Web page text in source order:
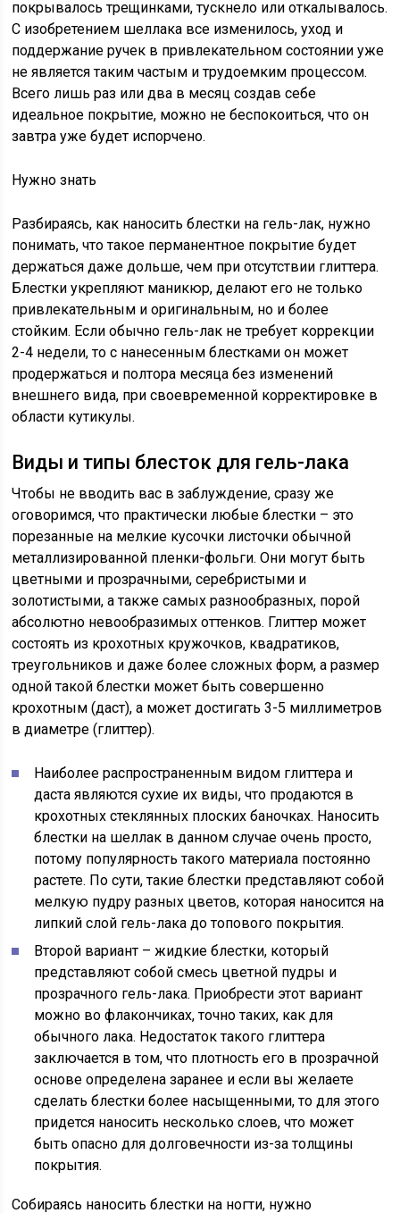
покрывалось трещинками, тускнело или откалывалось.
С изобретением шеллака все изменилось, уход и
поддержание ручек в привлекательном состоянии уже
не является таким частым и трудоемким процессом.
Всего лишь раз или два в месяц создав себе
идеальное покрытие, можно не беспокоиться, что он
завтра уже будет испорчено.
Нужно знать
Разбираясь, как наносить блестки на гель-лак, нужно
понимать, что такое перманентное покрытие будет
держаться даже дольше, чем при отсутствии глиттера.
Блестки укрепляют маникюр, делают его не только
привлекательным и оригинальным, но и более
стойким. Если обычно гель-лак не требует коррекции
2-4 недели, то с нанесенным блестками он может
продержаться и полтора месяца без изменений
внешнего вида, при своевременной корректировке в
области кутикулы.
Виды и типы блесток для гель-лака
Чтобы не вводить вас в заблуждение, сразу же
оговоримся, что практически любые блестки – это
порезанные на мелкие кусочки листочки обычной
металлизированной пленки-фольги. Они могут быть
цветными и прозрачными, серебристыми и
золотистыми, а также самых разнообразных, порой
абсолютно невообразимых оттенков. Глиттер может
состоять из крохотных кружочков, квадратиков,
треугольников и даже более сложных форм, а размер
одной такой блестки может быть совершенно
крохотным (даст), а может достигать 3-5 миллиметров
в диаметре (глиттер).
Наиболее распространенным видом глиттера и
даста являются сухие их виды, что продаются в
крохотных стеклянных плоских баночках. Наносить
блестки на шеллак в данном случае очень просто,
потому популярность такого материала постоянно
растете. По сути, такие блестки представляют собой
мелкую пудру разных цветов, которая наносится на
липкий слой гель-лака до топового покрытия.
Второй вариант – жидкие блестки, который
представляют собой смесь цветной пудры и
прозрачного гель-лака. Приобрести этот вариант
можно во флакончиках, точно таких, как для
обычного лака. Недостаток такого глиттера
заключается в том, что плотность его в прозрачной
основе определена заранее и если вы желаете
сделать блестки более насыщенными, то для этого
придется наносить несколько слоев, что может
быть опасно для долговечности из-за толщины
покрытия.
Собираясь наносить блестки на ногти, нужно